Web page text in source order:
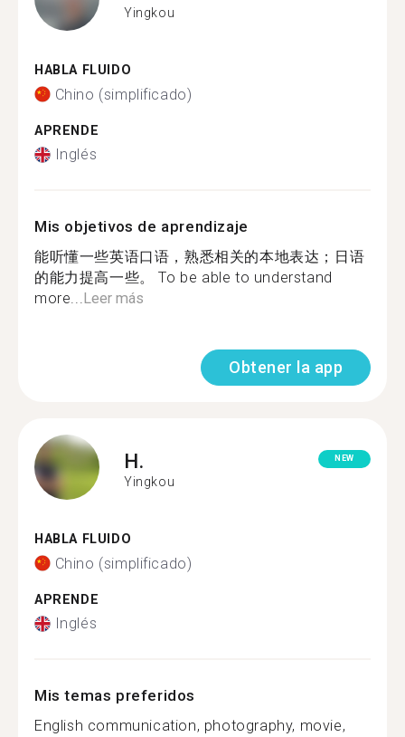
Yingkou
HABLA FLUIDO
Chino (simplificado)
APRENDE
Inglés
Mis objetivos de aprendizaje
能听懂一些英语口语，熟悉相关的本地表达；日语
的能力提高一些。 To be able to understand
more...Leer más
Obtener la app
H.
Yingkou
NEW
HABLA FLUIDO
Chino (simplificado)
APRENDE
Inglés
Mis temas preferidos
English communication, photography, movie,